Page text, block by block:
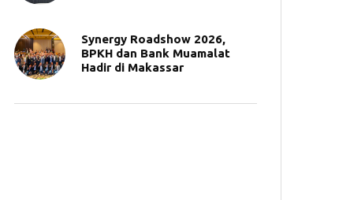
Synergy Roadshow 2026,
BPKH dan Bank Muamalat
Hadir di Makassar